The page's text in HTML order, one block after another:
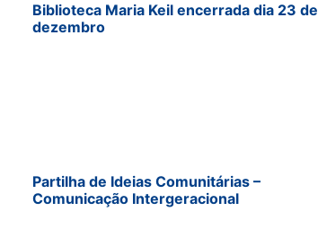
Biblioteca Maria Keil encerrada dia 23 de
dezembro
Partilha de Ideias Comunitárias –
Comunicação Intergeracional